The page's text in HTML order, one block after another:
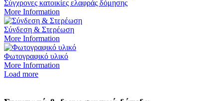
Σύγχρονες κατοικίες ελαφράς δόμησης
More Information
Σύνδεση & Στερέωση
More Information
Φωτογραφικό υλικό
More Information
Load more